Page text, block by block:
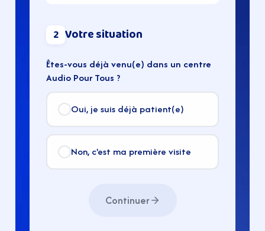
2 Votre situation
Êtes-vous déjà venu(e) dans un centre
Audio Pour Tous ?
Oui, je suis déjà patient(e)
Non, c'est ma première visite
Continuer